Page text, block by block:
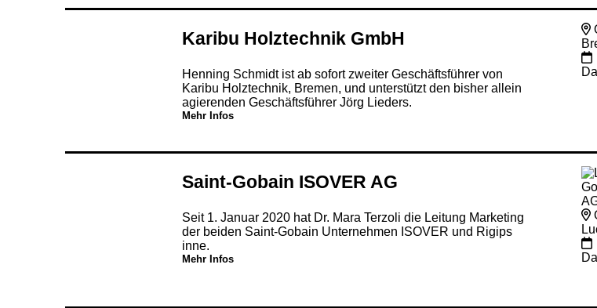
Karibu Holztechnik GmbH
Henning Schmidt ist ab sofort zweiter Geschäftsführer von
Karibu Holztechnik, Bremen, und unterstützt den bisher allein
agierenden Geschäftsführer Jörg Lieders.
Mehr Infos
Saint-Gobain ISOVER AG
Seit 1. Januar 2020 hat Dr. Mara Terzoli die Leitung Marketing
der beiden Saint-Gobain Unternehmen ISOVER und Rigips
inne.
Mehr Infos